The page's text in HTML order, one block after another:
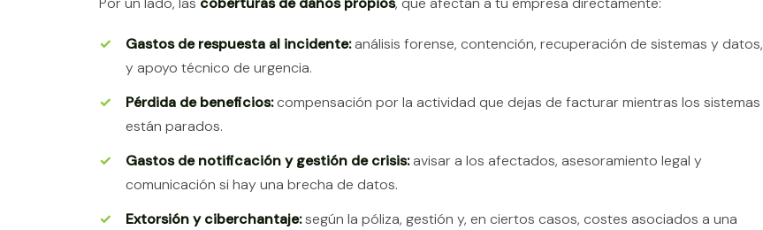
Gastos de respuesta al incidente:análisis forense, contención, recuperación de sistemas y datos,
y apoyo técnico de urgencia.
Pérdida de beneficios:compensación por la actividad que dejas de facturar mientras los sistemas
están parados.
Gastos de notificación y gestión de crisis:avisar a los afectados, asesoramiento legal y
comunicación si hay una brecha de datos.
Extorsión y ciberchantaje:según la póliza, gestión y, en ciertos casos, costes asociados a una